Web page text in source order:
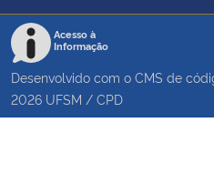
Acesso à
Informação
Desenvolvido com o CMS de
2026 UFSM / CPD